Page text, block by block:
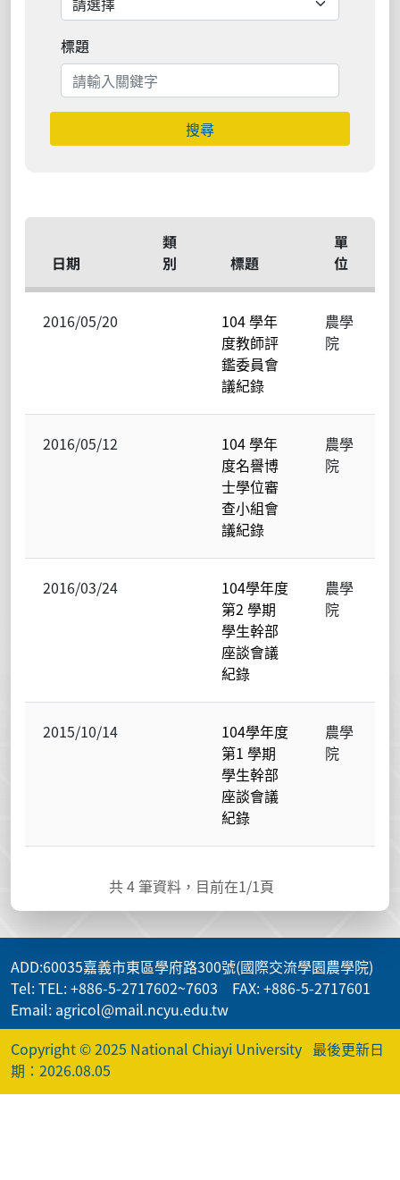
標題
搜尋
日期
類
別
標題
單
位
2016/05/20
104 學年
度教師評
鑑委員會
議紀錄
農學
院
2016/05/12
104 學年
度名譽博
士學位審
查小組會
議紀錄
農學
院
2016/03/24
104學年度
第2 學期
學生幹部
座談會議
紀錄
農學
院
2015/10/14
104學年度
第1 學期
學生幹部
座談會議
紀錄
農學
院
共4 筆資料，目前在1/1頁
ADD:60035嘉義市東區學府路300號(國際交流學園農學院)
Tel: TEL: +886-5-2717602~7603 FAX: +886-5-2717601
Email: agricol@mail.ncyu.edu.tw
Copyright © 2025 National Chiayi University 最後更新日
期：2026.08.05